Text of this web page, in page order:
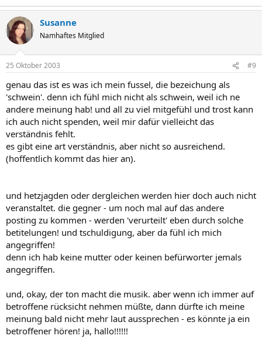
Susanne
Namhaftes Mitglied
25 Oktober 2003 #9
genau das ist es was ich mein fussel, die bezeichung als
'schwein'. denn ich fühl mich nicht als schwein, weil ich ne
andere meinung hab! und all zu viel mitgefühl und trost kann
ich auch nicht spenden, weil mir dafür vielleicht das
verständnis fehlt.
es gibt eine art verständnis, aber nicht so ausreichend.
(hoffentlich kommt das hier an).
und hetzjagden oder dergleichen werden hier doch auch nicht
veranstaltet. die gegner - um noch mal auf das andere
posting zu kommen - werden 'verurteilt' eben durch solche
betitelungen! und tschuldigung, aber da fühl ich mich
angegriffen!
denn ich hab keine mutter oder keinen befürworter jemals
angegriffen.
und, okay, der ton macht die musik. aber wenn ich immer auf
betroffene rücksicht nehmen müßte, dann dürfte ich meine
meinung bald nicht mehr laut aussprechen - es könnte ja ein
betroffener hören! ja, hallo!!!!!!